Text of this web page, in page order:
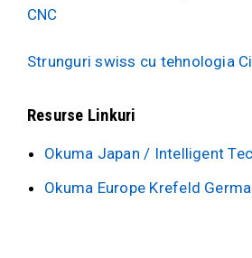
CNC
Strunguri swiss cu tehnologia
Resurse Linkuri
Okuma Japan / Intelligent
Okuma Europe Krefeld